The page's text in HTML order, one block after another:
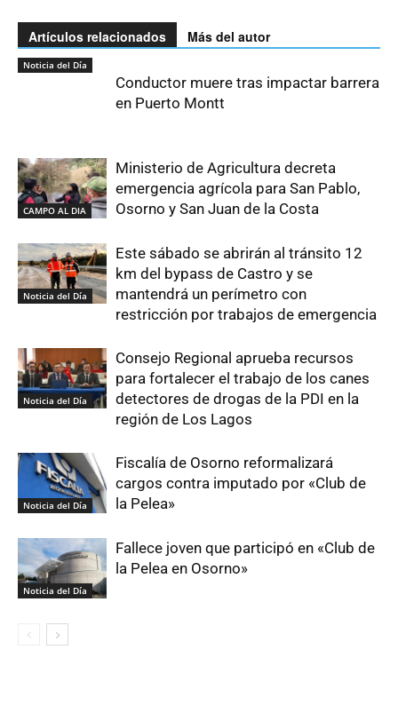
Artículos relacionados Más del autor
Noticia del Día
Conductor muere tras impactar barrera
en Puerto Montt
CAMPO AL DIA
Ministerio de Agricultura decreta
emergencia agrícola para San Pablo,
Osorno y San Juan de la Costa
Noticia del Día
Este sábado se abrirán al tránsito 12
km del bypass de Castro y se
mantendrá un perímetro con
restricción por trabajos de emergencia
Noticia del Día
Consejo Regional aprueba recursos
para fortalecer el trabajo de los canes
detectores de drogas de la PDI en la
región de Los Lagos
Noticia del Día
Fiscalía de Osorno reformalizará
cargos contra imputado por «Club de
la Pelea»
Noticia del Día
Fallece joven que participó en «Club de
la Pelea en Osorno»